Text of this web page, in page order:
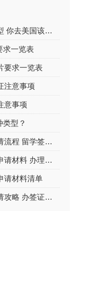
2023年美国的签证类型 你去美国该办什么签证
求一览表
要求一览表
注意事项
意事项
型？
2023美国留学签证申请流程 留学签证面试难不难
2023年美国学生签证申请材料 办理学生签证流程包括哪些？
请材料清单
2023美国留学签证申请攻略 办签证需要多长时间